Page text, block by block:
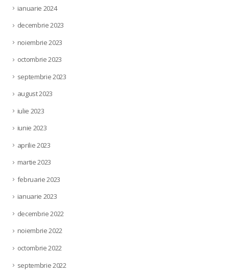
ianuarie 2024
decembrie 2023
noiembrie 2023
octombrie 2023
septembrie 2023
august 2023
iulie 2023
iunie 2023
aprilie 2023
martie 2023
februarie 2023
ianuarie 2023
decembrie 2022
noiembrie 2022
octombrie 2022
septembrie 2022